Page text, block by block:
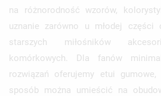
na różnorodność wzorów,
uznanie zarówno u młodej
starszych miłośników
komórkowych. Dla fanów
rozwiązań oferujemy etui
sposób można umieścić na